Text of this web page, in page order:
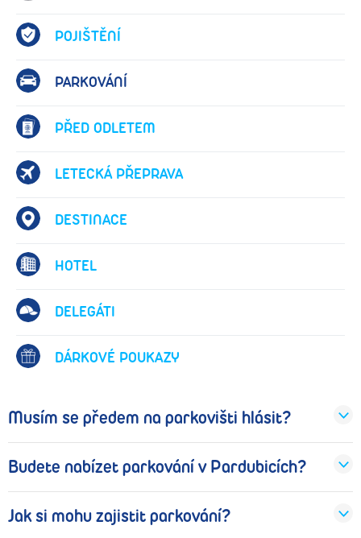
POJIŠTĚNÍ
PARKOVÁNÍ
PŘED ODLETEM
LETECKÁ PŘEPRAVA
DESTINACE
HOTEL
DELEGÁTI
DÁRKOVÉ POUKAZY
Musím se předem na parkovišti hlásit?
Budete nabízet parkování v Pardubicích?
Jak si mohu zajistit parkování?